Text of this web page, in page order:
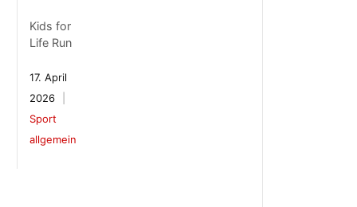
Kids for
Life Run
17. April
2026
Sport
allgemein